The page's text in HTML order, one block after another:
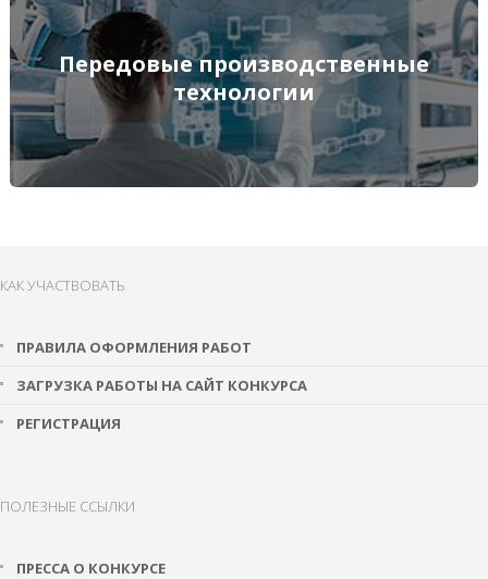
Передовые производственные
технологии
Передовые производственные технологии
ПОДРОБНЕЕ
КАК УЧАСТВОВАТЬ
ПРАВИЛА ОФОРМЛЕНИЯ РАБОТ
ЗАГРУЗКА РАБОТЫ НА САЙТ КОНКУРСА
РЕГИСТРАЦИЯ
ПОЛЕЗНЫЕ ССЫЛКИ
ПРЕССА О КОНКУРСЕ